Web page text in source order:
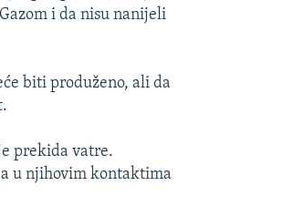
i da nisu nanijeli
biti produženo, ali da
prekida vatre.
u njihovim kontaktima